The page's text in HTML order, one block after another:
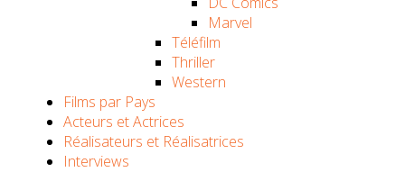
Marvel
Téléfilm
Thriller
Western
Films par Pays
Acteurs et Actrices
Réalisateurs et Réalisatrices
Interviews